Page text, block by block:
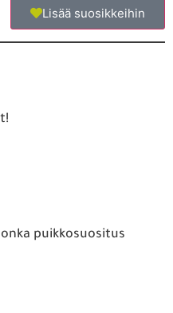
Lisää suosikkeihin
puikkosuositus